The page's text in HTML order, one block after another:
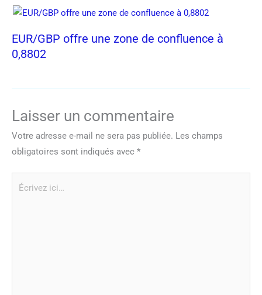
EUR/GBP offre une zone de confluence à
0,8802
Laisser un commentaire
Votre adresse e-mail ne sera pas publiée. Les champs
obligatoires sont indiqués avec *